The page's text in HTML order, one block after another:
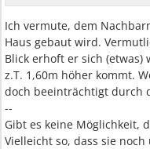
Ich vermute, dem
Haus gebaut wird.
Blick erhoft er sich
z.T. 1,60m höher kommt.
doch beeinträchtigt durch
--
Gibt es keine Möglichkeit,
Vielleicht so, dass sie